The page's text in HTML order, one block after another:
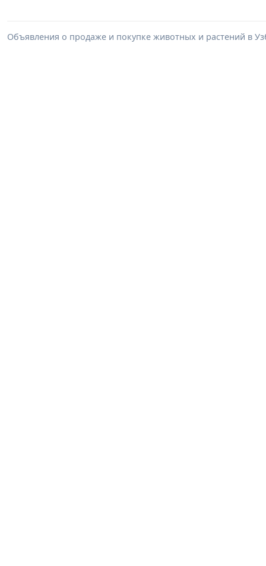
Объявления о продаже и покупке животных и растений в